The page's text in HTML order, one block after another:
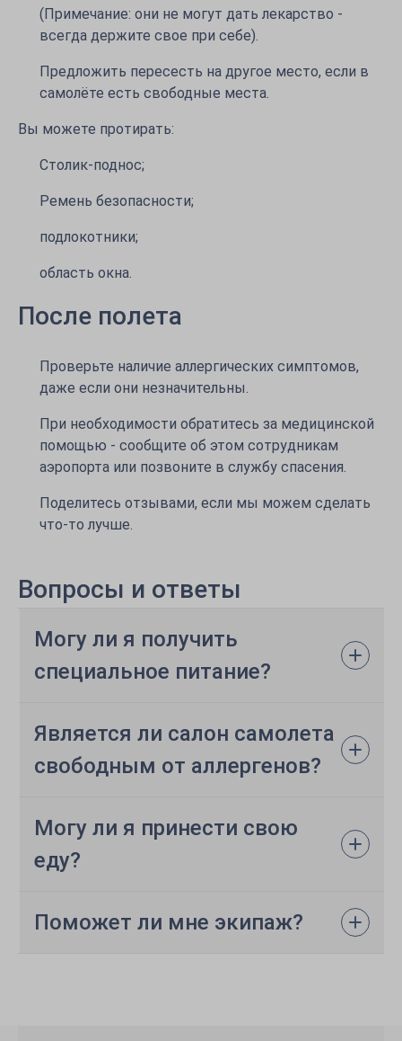
(Примечание: они не могут дать лекарство -
всегда держите свое при себе).
Предложить пересесть на другое место, если в
самолёте есть свободные места.
Вы можете протирать:
Столик-поднос;
Ремень безопасности;
подлокотники;
область окна.
После полета
Проверьте наличие аллергических симптомов,
даже если они незначительны.
При необходимости обратитесь за медицинской
помощью - сообщите об этом сотрудникам
аэропорта или позвоните в службу спасения.
Поделитесь отзывами, если мы можем сделать
что-то лучше.
Вопросы и ответы
Могу ли я получить
специальное питание?
Является ли салон самолета
свободным от аллергенов?
Могу ли я принести свою
еду?
Поможет ли мне экипаж?